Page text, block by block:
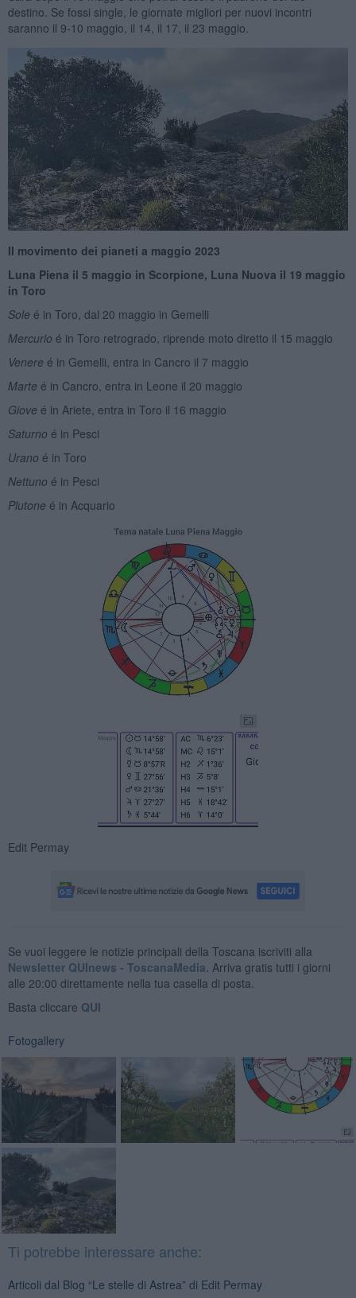
destino. Se fossi single, le giornate migliori per nuovi incontri
saranno il 9-10 maggio, il 14, il 17, il 23 maggio.
Il movimento dei pianeti a maggio 2023
Luna Piena il 5 maggio in Scorpione, Luna Nuova il 19 maggio
in Toro
Sole é in Toro, dal 20 maggio in Gemelli
Mercurio é in Toro retrogrado, riprende moto diretto il 15 maggio
Venere é in Gemelli, entra in Cancro il 7 maggio
Marte é in Cancro, entra in Leone il 20 maggio
Giove é in Ariete, entra in Toro il 16 maggio
Saturno é in Pesci
Urano é in Toro
Nettuno é in Pesci
Plutone é in Acquario
Edit Permay
Se vuoi leggere le notizie principali della Toscana iscriviti alla
Newsletter QUInews - ToscanaMedia. Arriva gratis tutti i giorni
alle 20:00 direttamente nella tua casella di posta.
Basta cliccare QUI
Fotogallery
Ti potrebbe interessare anche:
Articoli dal Blog “Le stelle di Astrea” di Edit Permay